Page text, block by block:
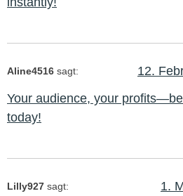
Aline4516 sagt:
12.
Your audience, your
today!
Lilly927 sagt:
1.